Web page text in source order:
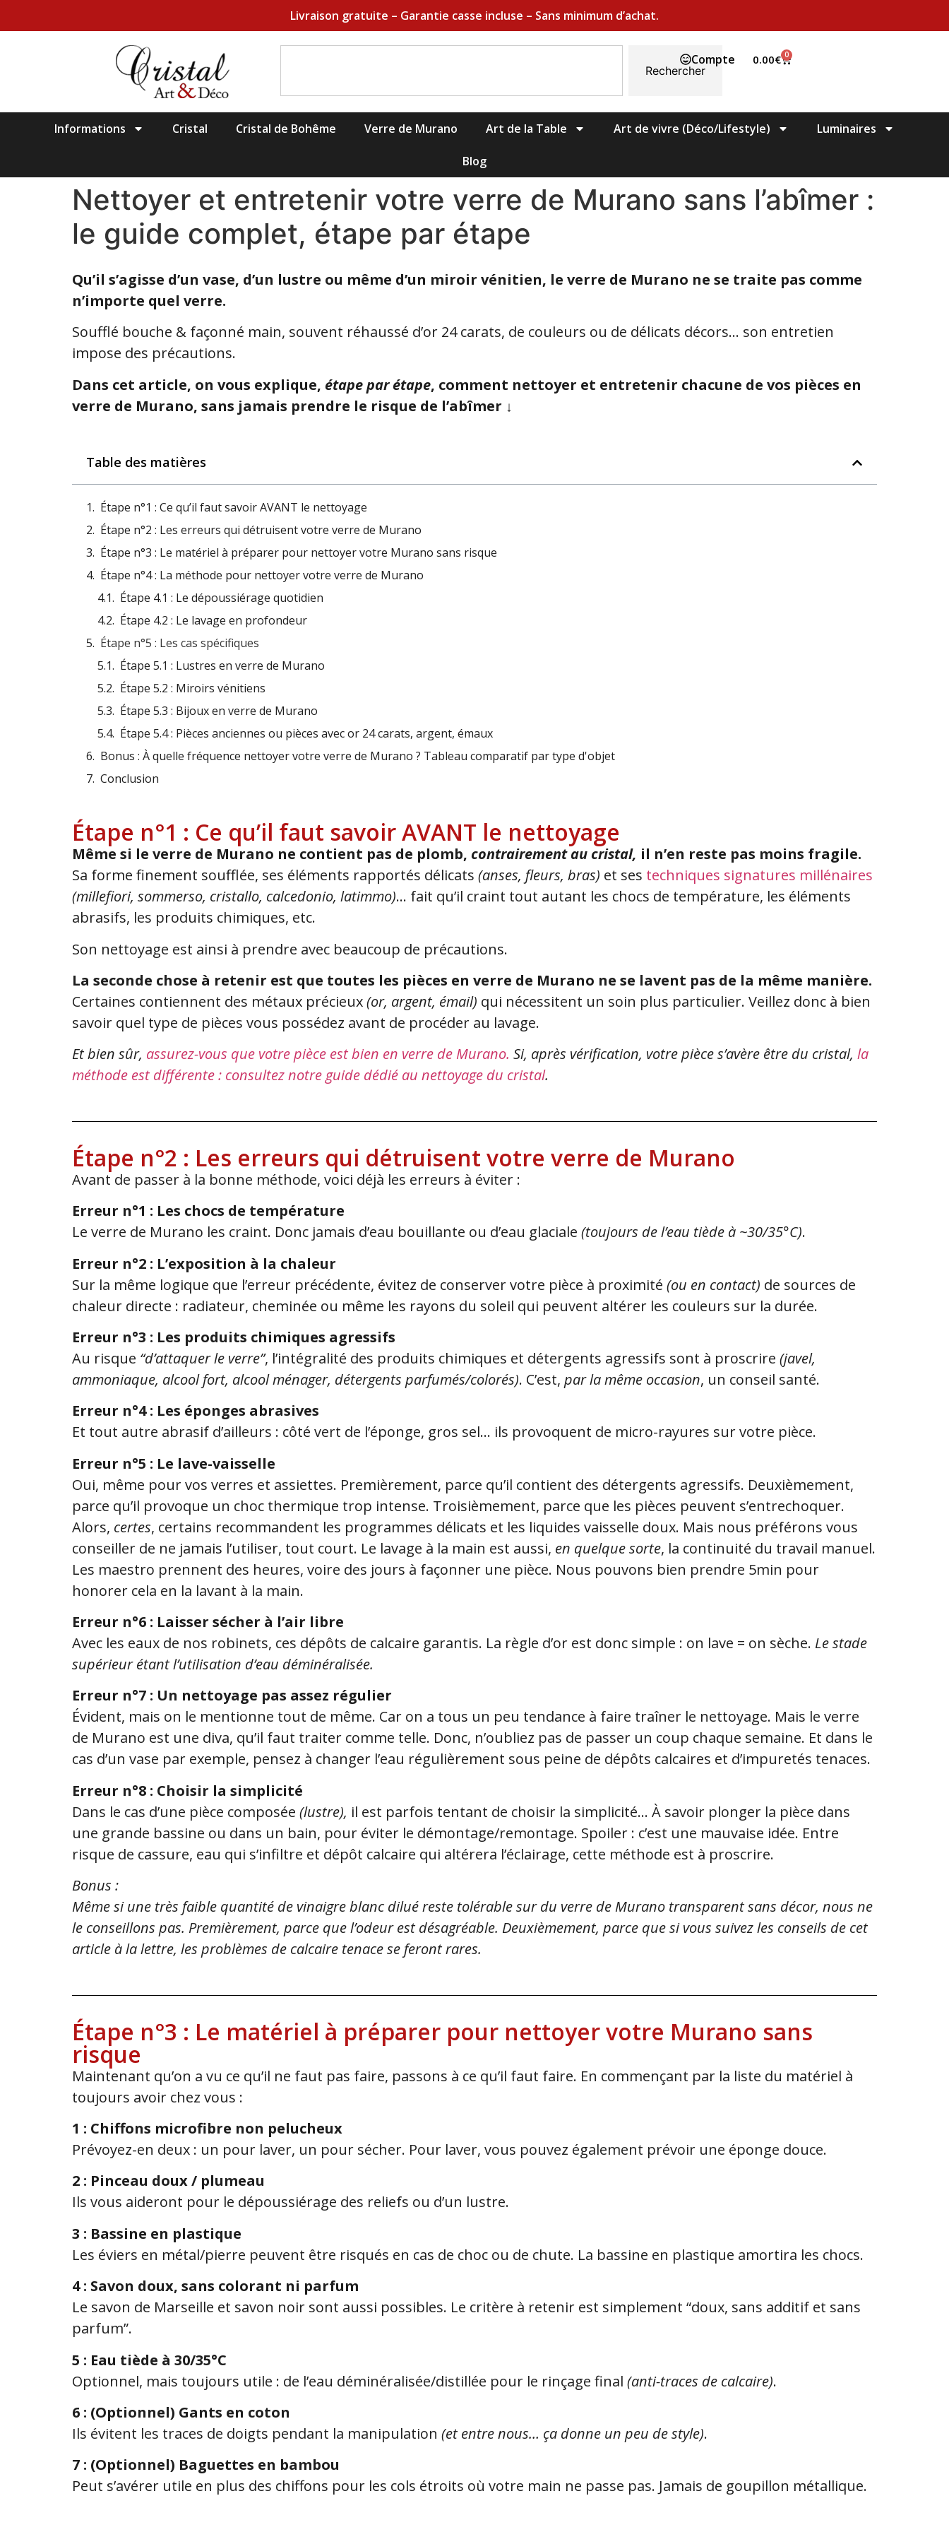
Livraison gratuite – Garantie casse incluse – Sans minimum d’achat.
Rechercher
Compte 0.00€ 0
Informations Cristal Cristal de Bohême Verre de Murano Art de la Table Art de vivre (Déco/Lifestyle) Luminaires
Blog
Nettoyer et entretenir votre verre de Murano sans l’abîmer :
le guide complet, étape par étape
Qu’il s’agisse d’un vase, d’un lustre ou même d’un miroir vénitien, le verre de Murano ne se traite pas comme
n’importe quel verre.
Soufflé bouche & façonné main, souvent réhaussé d’or 24 carats, de couleurs ou de délicats décors… son entretien
impose des précautions.
Dans cet article, on vous explique, étape par étape, comment nettoyer et entretenir chacune de vos pièces en
verre de Murano, sans jamais prendre le risque de l’abîmer ↓
Table des matières
Étape n°1 : Ce qu’il faut savoir AVANT le nettoyage
Étape n°2 : Les erreurs qui détruisent votre verre de Murano
Étape n°3 : Le matériel à préparer pour nettoyer votre Murano sans risque
Étape n°4 : La méthode pour nettoyer votre verre de Murano
Étape 4.1 : Le dépoussiérage quotidien
Étape 4.2 : Le lavage en profondeur
Étape n°5 : Les cas spécifiques
Étape 5.1 : Lustres en verre de Murano
Étape 5.2 : Miroirs vénitiens
Étape 5.3 : Bijoux en verre de Murano
Étape 5.4 : Pièces anciennes ou pièces avec or 24 carats, argent, émaux
Bonus : À quelle fréquence nettoyer votre verre de Murano ? Tableau comparatif par type d'objet
Conclusion
Étape n°1 : Ce qu’il faut savoir AVANT le nettoyage
Même si le verre de Murano ne contient pas de plomb, contrairement au cristal, il n’en reste pas moins fragile.
Sa forme finement soufflée, ses éléments rapportés délicats (anses, fleurs, bras) et ses techniques signatures millénaires
(millefiori, sommerso, cristallo, calcedonio, latimmo)… fait qu’il craint tout autant les chocs de température, les éléments
abrasifs, les produits chimiques, etc.
Son nettoyage est ainsi à prendre avec beaucoup de précautions.
La seconde chose à retenir est que toutes les pièces en verre de Murano ne se lavent pas de la même manière.
Certaines contiennent des métaux précieux(or, argent, émail) qui nécessitent un soin plus particulier. Veillez donc à bien
savoir quel type de pièces vous possédez avant de procéder au lavage.
Et bien sûr, assurez-vous que votre pièce est bien en verre de Murano. Si, après vérification, votre pièce s’avère être du cristal, la
méthode est différente : consultez notre guide dédié au nettoyage du cristal.
Étape n°2 : Les erreurs qui détruisent votre verre de Murano
Avant de passer à la bonne méthode, voici déjà les erreurs à éviter :
Erreur n°1 : Les chocs de température
Le verre de Murano les craint. Donc jamais d’eau bouillante ou d’eau glaciale (toujours de l’eau tiède à ~30/35°C).
Erreur n°2 : L’exposition à la chaleur
Sur la même logique que l’erreur précédente, évitez de conserver votre pièce à proximité (ou en contact) de sources de
chaleur directe : radiateur, cheminée ou même les rayons du soleil qui peuvent altérer les couleurs sur la durée.
Erreur n°3 : Les produits chimiques agressifs
Au risque “d’attaquer le verre”, l’intégralité des produits chimiques et détergents agressifs sont à proscrire (javel,
ammoniaque, alcool fort, alcool ménager, détergents parfumés/colorés). C’est, par la même occasion, un conseil santé.
Erreur n°4 : Les éponges abrasives
Et tout autre abrasif d’ailleurs : côté vert de l’éponge, gros sel… ils provoquent de micro-rayures sur votre pièce.
Erreur n°5 : Le lave-vaisselle
Oui, même pour vos verres et assiettes. Premièrement, parce qu’il contient des détergents agressifs. Deuxièmement,
parce qu’il provoque un choc thermique trop intense. Troisièmement, parce que les pièces peuvent s’entrechoquer.
Alors, certes, certains recommandent les programmes délicats et les liquides vaisselle doux. Mais nous préférons vous
conseiller de ne jamais l’utiliser, tout court. Le lavage à la main est aussi, en quelque sorte, la continuité du travail manuel.
Les maestro prennent des heures, voire des jours à façonner une pièce. Nous pouvons bien prendre 5min pour
honorer cela en la lavant à la main.
Erreur n°6 : Laisser sécher à l’air libre
Avec les eaux de nos robinets, ces dépôts de calcaire garantis. La règle d’or est donc simple : on lave = on sèche. Le stade
supérieur étant l’utilisation d’eau déminéralisée.
Erreur n°7 : Un nettoyage pas assez régulier
Évident, mais on le mentionne tout de même. Car on a tous un peu tendance à faire traîner le nettoyage. Mais le verre
de Murano est une diva, qu’il faut traiter comme telle. Donc, n’oubliez pas de passer un coup chaque semaine. Et dans le
cas d’un vase par exemple, pensez à changer l’eau régulièrement sous peine de dépôts calcaires et d’impuretés tenaces.
Erreur n°8 : Choisir la simplicité
Dans le cas d’une pièce composée (lustre), il est parfois tentant de choisir la simplicité… À savoir plonger la pièce dans
une grande bassine ou dans un bain, pour éviter le démontage/remontage. Spoiler : c’est une mauvaise idée. Entre
risque de cassure, eau qui s’infiltre et dépôt calcaire qui altérera l’éclairage, cette méthode est à proscrire.
Bonus :
Même si une très faible quantité de vinaigre blanc dilué reste tolérable sur du verre de Murano transparent sans décor, nous ne
le conseillons pas. Premièrement, parce que l’odeur est désagréable. Deuxièmement, parce que si vous suivez les conseils de cet
article à la lettre, les problèmes de calcaire tenace se feront rares.
Étape n°3 : Le matériel à préparer pour nettoyer votre Murano sans
risque
Maintenant qu’on a vu ce qu’il ne faut pas faire, passons à ce qu’il faut faire. En commençant par la liste du matériel à
toujours avoir chez vous :
1 : Chiffons microfibre non pelucheux
Prévoyez-en deux : un pour laver, un pour sécher. Pour laver, vous pouvez également prévoir une éponge douce.
2 : Pinceau doux / plumeau
Ils vous aideront pour le dépoussiérage des reliefs ou d’un lustre.
3 : Bassine en plastique
Les éviers en métal/pierre peuvent être risqués en cas de choc ou de chute. La bassine en plastique amortira les chocs.
4 : Savon doux, sans colorant ni parfum
Le savon de Marseille et savon noir sont aussi possibles. Le critère à retenir est simplement “doux, sans additif et sans
parfum”.
5 : Eau tiède à 30/35°C
Optionnel, mais toujours utile : de l’eau déminéralisée/distillée pour le rinçage final (anti-traces de calcaire).
6 : (Optionnel) Gants en coton
Ils évitent les traces de doigts pendant la manipulation (et entre nous… ça donne un peu de style).
7 : (Optionnel) Baguettes en bambou
Peut s’avérer utile en plus des chiffons pour les cols étroits où votre main ne passe pas. Jamais de goupillon métallique.